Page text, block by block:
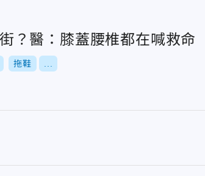
？醫：膝蓋腰椎都在喊救命
拖鞋